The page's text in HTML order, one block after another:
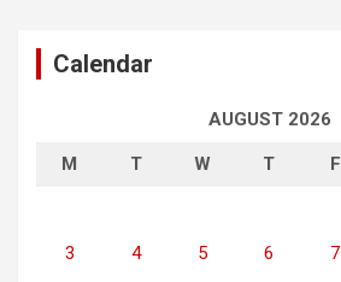
Calendar
AUGUST 2026
M T W T F
3 4 5 6 7